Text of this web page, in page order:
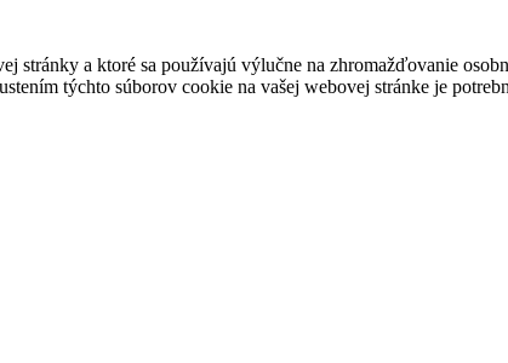
a ktoré sa používajú výlučne na zhromažďovanie
týchto súborov cookie na vašej webovej stránke je